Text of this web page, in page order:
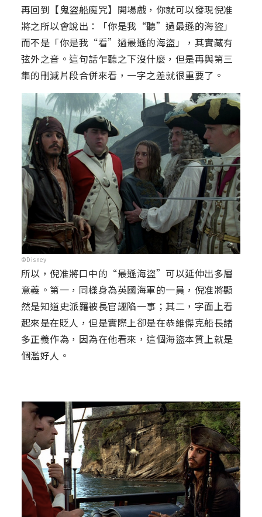
再回到【鬼盜船魔咒】開場戲，你就可以發現倪准
將之所以會說出：「你是我“聽”過最遜的海盜」
而不是「你是我“看”過最遜的海盜」，其實藏有
弦外之音。這句話乍聽之下沒什麼，但是再與第三
集的刪減片段合併來看，一字之差就很重要了。
©Disney
所以，倪准將口中的“最遜海盜”可以延伸出多層
意義。第一，同樣身為英國海軍的一員，倪准將顯
然是知道史派羅被長官誣陷一事；其二，字面上看
起來是在貶人，但是實際上卻是在恭維傑克船長諸
多正義作為，因為在他看來，這個海盜本質上就是
個濫好人。